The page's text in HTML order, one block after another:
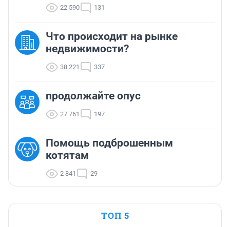
22 590 131
Что происходит на рынке
недвижимости?
38 221 337
продолжайте опус
27 761 197
Помощь подброшенным
котятам
2 841 29
ТОП 5